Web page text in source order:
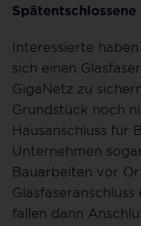
Spätentschlossene
Interessierte
sich einen
GigaNetz zu
Grundstück noch
Hausanschluss für
Unternehmen
Bauarbeiten vor
fallen dann